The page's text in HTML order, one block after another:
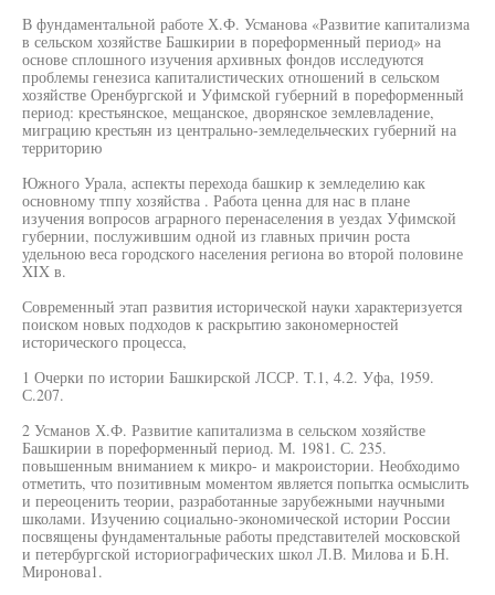
В фундаментальной работе Х.Ф. Усманова «Развитие капитализма
в сельском хозяйстве Башкирии в пореформенный период» на
основе сплошного изучения архивных фондов исследуются
проблемы генезиса капиталистических отношений в сельском
хозяйстве Оренбургской и Уфимской губерний в пореформенный
период: крестьянское, мещанское, дворянское землевладение,
миграцию крестьян из центрально-земледельческих губерний на
территорию
Южного Урала, аспекты перехода башкир к земледелию как
основному тппу хозяйства . Работа ценна для нас в плане
изучения вопросов аграрного перенаселения в уездах Уфимской
губернии, послужившим одной из главных причин роста
удельною веса городского населения региона во второй половине
XIX в.
Современный этап развития исторической науки характеризуется
поиском новых подходов к раскрытию закономерностей
исторического процесса,
1 Очерки по истории Башкирской ЛССР. T.1, 4.2. Уфа, 1959.
С.207.
2 Усманов Х.Ф. Развитие капитализма в сельском хозяйстве
Башкирии в пореформенный период. М. 1981. С. 235.
повышенным вниманием к микро- и макроистории. Необходимо
отметить, что позитивным моментом является попытка осмыслить
и переоценить теории, разработанные зарубежными научными
школами. Изучению социально-экономической истории России
посвящены фундаментальные работы представителей московской
и петербургской историографических школ Л.В. Милова и Б.Н.
Миронова1.